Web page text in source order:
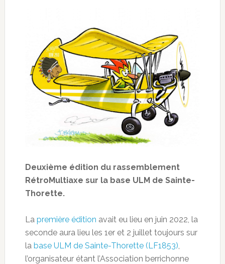
Deuxième édition du rassemblement
RétroMultiaxe sur la base ULM de Sainte-
Thorette.
La première édition avait eu lieu en juin 2022, la
seconde aura lieu les 1er et 2 juillet toujours sur
la base ULM de Sainte-Thorette (LF1853)
l’organisateur étant l’Association berrichonne